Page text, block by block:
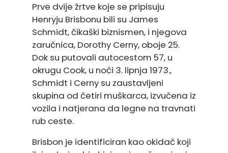
Prve dvije žrtve koje se pripisuju
Henryju Brisbonu bili su James
Schmidt, čikaški biznismen, i njegova
zaručnica, Dorothy Cerny, oboje 25.
Dok su putovali autocestom 57, u
okrugu Cook, u noći 3. lipnja 1973.,
Schmidt i Cerny su zaustavljeni
skupina od četiri muškarca, izvučena iz
vozila i natjerana da legne na travnati
rub ceste.
Brisbon je identificiran kao okidač koji